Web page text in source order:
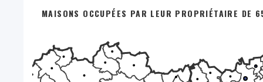
MAISONS OCCUPÉES PAR LEUR PROPRIÉTAIRE